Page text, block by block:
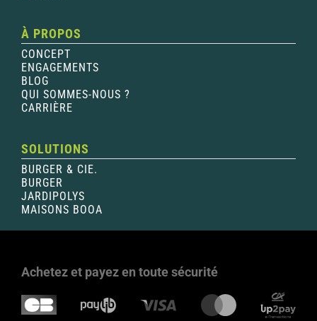
À PROPOS
CONCEPT
ENGAGEMENTS
BLOG
QUI SOMMES-NOUS ?
CARRIÈRE
SOLUTIONS
BURGER & CIE.
BURGER
JARDIPOLYS
MAISONS BOOA
Achetez et payez en toute sécurité